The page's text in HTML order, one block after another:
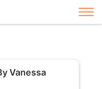
Vanessa